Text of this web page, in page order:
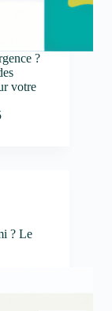
?
votre
? Le